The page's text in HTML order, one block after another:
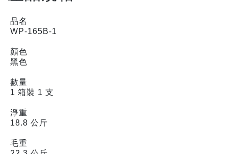
品名
WP-165B-1
顏色
黑色
數量
1 箱裝 1 支
淨重
18.8 公斤
毛重